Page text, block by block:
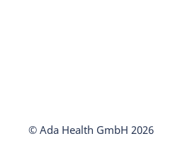
© Ada Health GmbH 2026